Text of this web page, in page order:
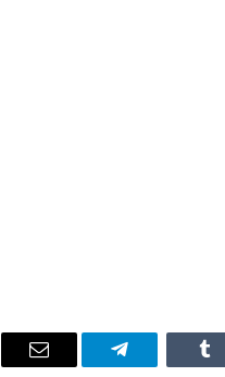
Tumblr
Telegram
Email